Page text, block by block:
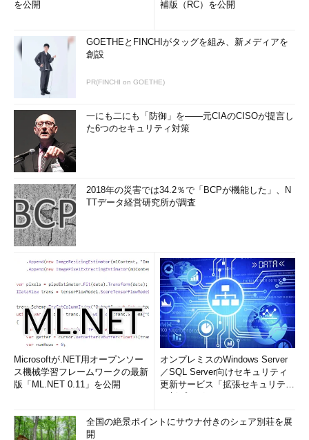
を公開
補版（RC）を公開
GOETHEとFINCHIがタッグを組み、新メディアを
創設
PR(FINCHI on GOETHE)
一にも二にも「防御」を――元CIAのCISOが提言し
た6つのセキュリティ対策
2018年の災害では34.2％で「BCPが機能した」、N
TTデータ経営研究所が調査
Microsoftが.NET用オープンソー
ス機械学習フレームワークの最新
版「ML.NET 0.11」を公開
オンプレミスのWindows Server
／SQL Server向けセキュリティ
更新サービス「拡張セキュリティ
全国の絶景ポイントにサウナ付きのシェア別荘を展
開